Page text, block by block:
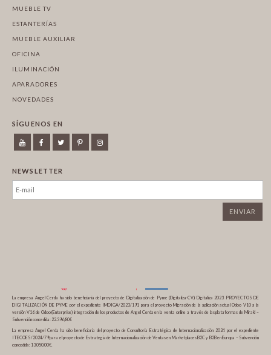
MUEBLE TV
ESTANTERÍAS
MUEBLE AUXILIAR
OFICINA
ILUMINACIÓN
APARADORES
NOVEDADES
SÍGUENOS EN
NEWSLETTER
La empresa Angel Cerda ha sido beneficiaria del proyecto de Digitalización de Pyme (Digitaliza-CV) Digitaliza 2023 PROYECTOS DE
DIGITALIZACIÓN DE PYME por el expediente IMDIGA/2023/191 para el proyecto Migración de la aplicación actual Odoo V10 a la
versión V16 de Odoo (Enterprise) integración de los productos de Angel Cerda en la venta online a través de las plataformas de Mirakl –
Subvención concedida: 22.396,80€
La empresa Angel Cerda ha sido beneficiaria del proyecto de Consultoría Estratégica de Internacionalización 2024 por el expediente
ITECOES/2024/79 para el proyecto de Estrategia de Internacionalización de Ventas en Marketplaces B2C y B2B en Europa – Subvención
concedida: 13.050,00€.